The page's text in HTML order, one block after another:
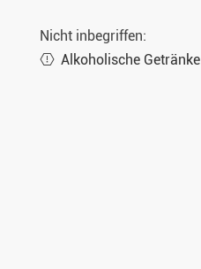
Nicht inbegriffen:
Alkoholische Getränke